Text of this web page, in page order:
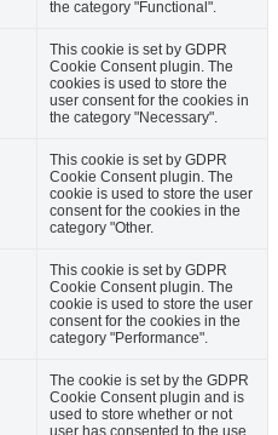
the category "Functional".
This cookie is set by GDPR
Cookie Consent plugin. The
cookies is used to store the
user consent for the cookies in
the category "Necessary".
This cookie is set by GDPR
Cookie Consent plugin. The
cookie is used to store the user
consent for the cookies in the
category "Other.
This cookie is set by GDPR
Cookie Consent plugin. The
cookie is used to store the user
consent for the cookies in the
category "Performance".
The cookie is set by the GDPR
Cookie Consent plugin and is
used to store whether or not
user has consented to the use